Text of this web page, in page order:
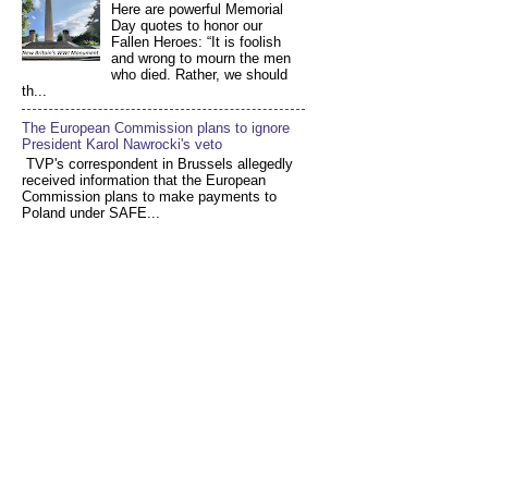
Here are powerful Memorial
Day quotes to honor our
Fallen Heroes: “It is foolish
and wrong to mourn the men
who died. Rather, we should
th...
The European Commission plans to ignore
President Karol Nawrocki's veto
TVP's correspondent in Brussels allegedly
received information that the European
Commission plans to make payments to
Poland under SAFE...